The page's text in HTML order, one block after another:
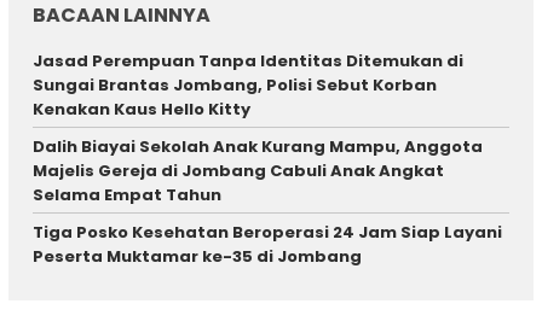
BACAAN LAINNYA
Jasad Perempuan Tanpa Identitas Ditemukan di
Sungai Brantas Jombang, Polisi Sebut Korban
Kenakan Kaus Hello Kitty
Dalih Biayai Sekolah Anak Kurang Mampu, Anggota
Majelis Gereja di Jombang Cabuli Anak Angkat
Selama Empat Tahun
Tiga Posko Kesehatan Beroperasi 24 Jam Siap Layani
Peserta Muktamar ke-35 di Jombang